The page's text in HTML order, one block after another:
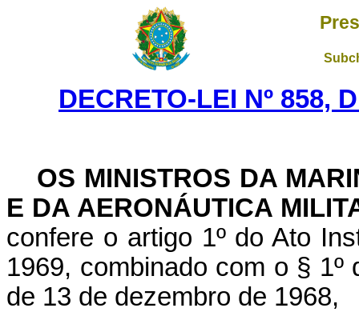
DECRETO-LEI Nº 858,
OS MINISTROS DA
E DA AERONÁUTICA
confere o artigo 1º do Ato
1969, combinado com o § 1º
de 13 de dezembro de 1968,